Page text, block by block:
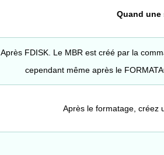
Quand une
Après FDISK. Le MBR est créé par la
cependant même après le
Après le formatage, créez